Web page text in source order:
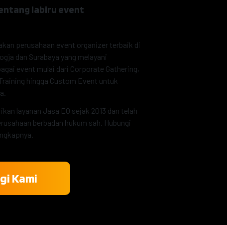
labiru event
perusahaan event organizer terbaik di
dan Surabaya yang melayani
event mulai dari Corporate Gathering,
hingga Custom Event untuk
layanan Jasa EO sejak 2013 dan telah
berbadan hukum sah. Hubungi
Kami